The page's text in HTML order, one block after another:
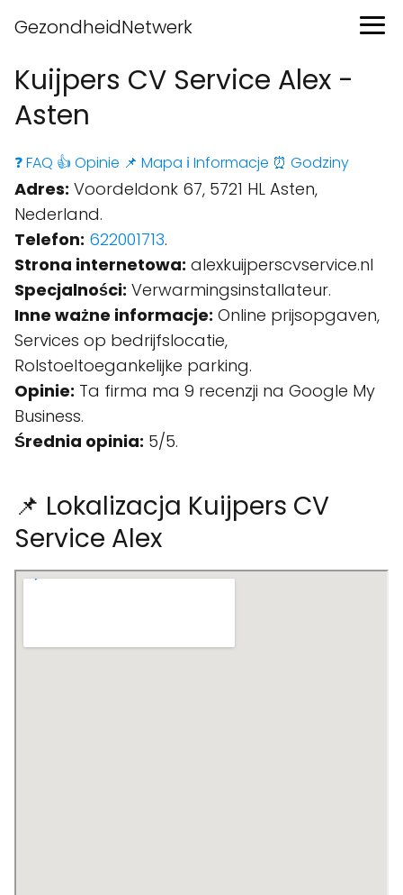
GezondheidNetwerk
Kuijpers CV Service Alex -
Asten
❓ FAQ 👍 Opinie 📌 Mapa ℹ️ Informacje ⏰ Godziny
Adres: Voordeldonk 67, 5721 HL Asten,
Nederland.
Telefon: 622001713.
Strona internetowa: alexkuijperscvservice.nl
Specjalności: Verwarmingsinstallateur.
Inne ważne informacje: Online prijsopgaven,
Services op bedrijfslocatie,
Rolstoeltoegankelijke parking.
Opinie: Ta firma ma 9 recenzji na Google My
Business.
Średnia opinia: 5/5.
📌 Lokalizacja Kuijpers CV
Service Alex